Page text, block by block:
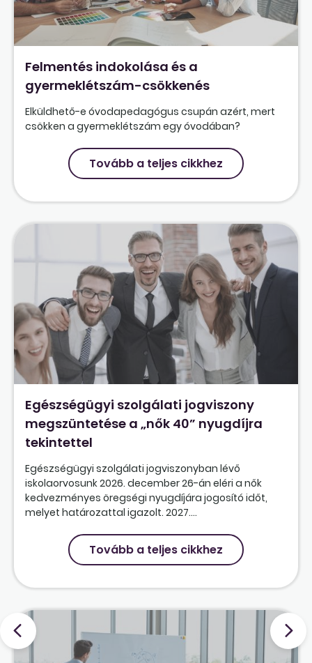
Felmentés indokolása és a
gyermeklétszám-csökkenés
Elküldhető-e óvodapedagógus csupán azért, mert
csökken a gyermeklétszám egy óvodában?
Tovább a teljes cikkhez
Egészségügyi szolgálati jogviszony
megszüntetése a „nők 40” nyugdíjra
tekintettel
Egészségügyi szolgálati jogviszonyban lévő
iskolaorvosunk 2026. december 26-án eléri a nők
kedvezményes öregségi nyugdíjára jogosító időt,
melyet határozattal igazolt. 2027....
Tovább a teljes cikkhez